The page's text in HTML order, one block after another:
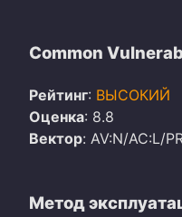
Common
Рейтинг: ВЫСОКИЙ
Оценка: 8.8
Вектор: AV:N/AC:L/
Метод